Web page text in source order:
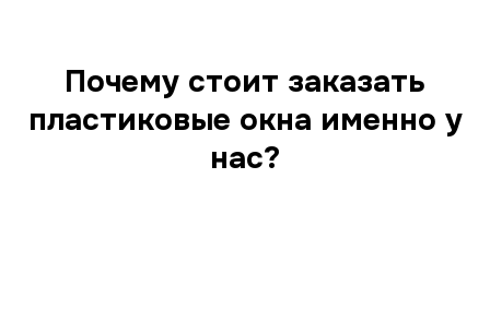
Почему стоит заказать
пластиковые окна именно у
нас?